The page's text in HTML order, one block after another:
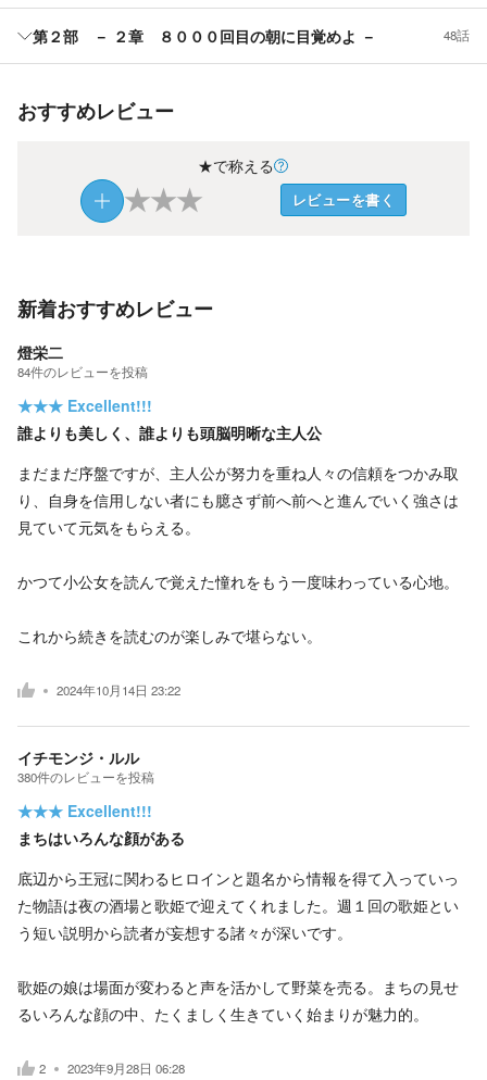
第２部 － ２章 ８０００回目の朝に目覚めよ － 48話
おすすめレビュー
★で称える
★★★ レビューを書く
新着おすすめレビュー
燈栄二
84件のレビューを投稿
★★★ Excellent!!!
誰よりも美しく、誰よりも頭脳明晰な主人公
まだまだ序盤ですが、主人公が努力を重ね人々の信頼をつかみ取
り、自身を信用しない者にも臆さず前へ前へと進んでいく強さは
見ていて元気をもらえる。
かつて小公女を読んで覚えた憧れをもう一度味わっている心地。
これから続きを読むのが楽しみで堪らない。
2024年10月14日 23:22
イチモンジ・ルル
380件のレビューを投稿
★★★ Excellent!!!
まちはいろんな顔がある
底辺から王冠に関わるヒロインと題名から情報を得て入っていっ
た物語は夜の酒場と歌姫で迎えてくれました。週１回の歌姫とい
う短い説明から読者が妄想する諸々が深いです。
歌姫の娘は場面が変わると声を活かして野菜を売る。まちの見せ
るいろんな顔の中、たくましく生きていく始まりが魅力的。
2 2023年9月28日 06:28